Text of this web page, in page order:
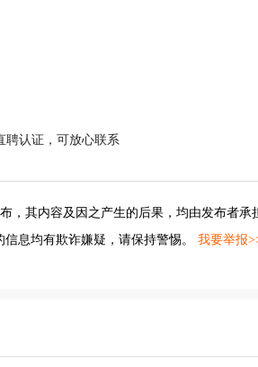
聘认证，可放心联系
，其内容及因之产生的后果，均由发布者承
息均有欺诈嫌疑，请保持警惕。 我要举报